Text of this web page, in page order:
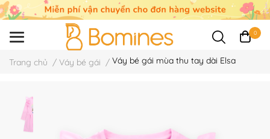
0
Trang chủ / Váy bé gái / Váy bé gái mùa thu tay dài Elsa